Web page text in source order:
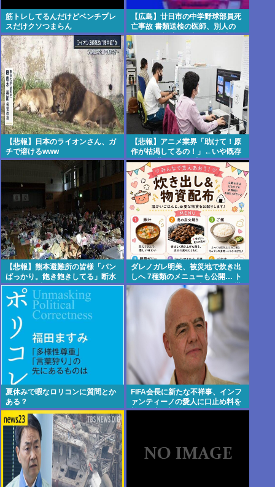
筋トレしてるんだけどベンチプレ
スだけクソつまらん
【広島】廿日市の中学野球部員死
亡事故 書類送検の医師、別人の
CT画像で診察した疑い 頭部出血
に気づかなかった可能性
【悲報】日本のライオンさん、ガ
チで溶けるwww
【悲報】アニメ業界「助けて！原
作が枯渇してるの！」←いや既存
作品の2期やったら良いよね？
www
【悲報】熊本避難所の皆様「パン
ばっかり。飽き飽きしてる」断水
なお3万戸超・・・・・・・・・
ダレノガレ明美、被災地で炊き出
しへ 7種類のメニューも公開… ト
ラック、バスなどに大量物資を搭
載して熊本へ
夏休みで暇なロリコンに質問とか
ある？
FIFA会長に新たな不祥事、インフ
ァンティーノの愛人に口止め料を
払った事が報道される